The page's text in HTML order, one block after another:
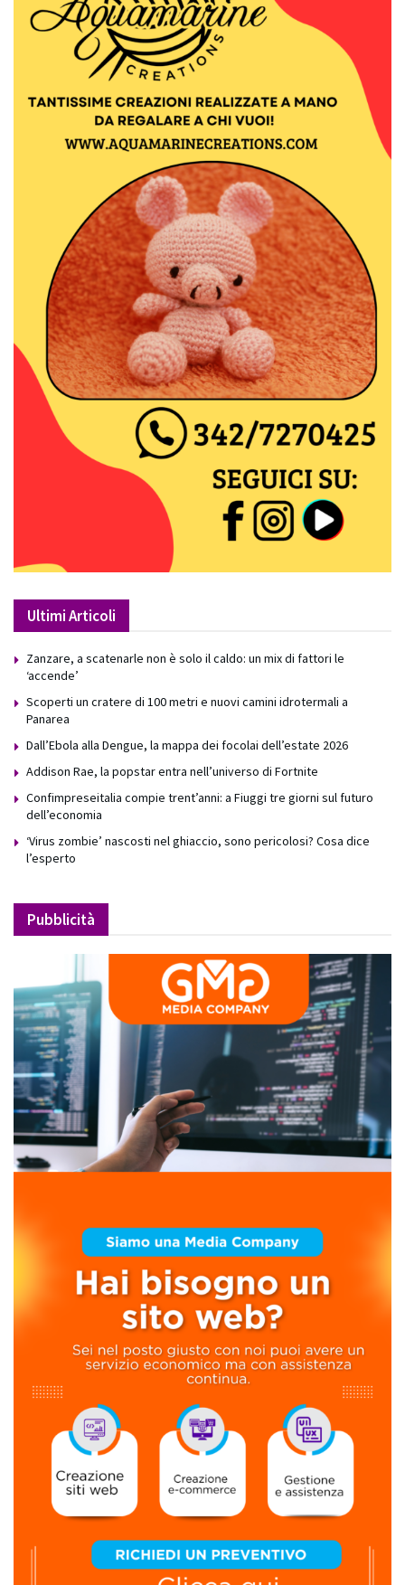
Ultimi Articoli
Zanzare, a scatenarle non è solo il caldo: un mix di fattori le
‘accende’
Scoperti un cratere di 100 metri e nuovi camini idrotermali a
Panarea
Dall’Ebola alla Dengue, la mappa dei focolai dell’estate 2026
Addison Rae, la popstar entra nell’universo di Fortnite
Confimpreseitalia compie trent’anni: a Fiuggi tre giorni sul futuro
dell’economia
‘Virus zombie’ nascosti nel ghiaccio, sono pericolosi? Cosa dice
l’esperto
Pubblicità